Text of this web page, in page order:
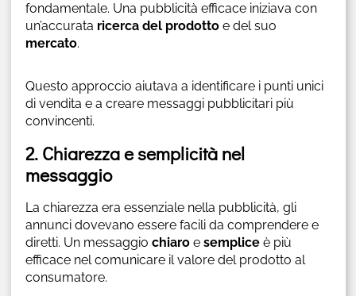
fondamentale. Una pubblicità efficace iniziava con
un’accurata ricerca del prodottoe del suo
mercato.
Questo approccio aiutava a identificare i punti unici
di vendita e a creare messaggi pubblicitari più
convincenti.
2. Chiarezza e semplicità nel
messaggio
La chiarezza era essenziale nella pubblicità, gli
annunci dovevano essere facili da comprendere e
diretti. Un messaggio chiaro e semplice è più
efficace nel comunicare il valore del prodotto al
consumatore.